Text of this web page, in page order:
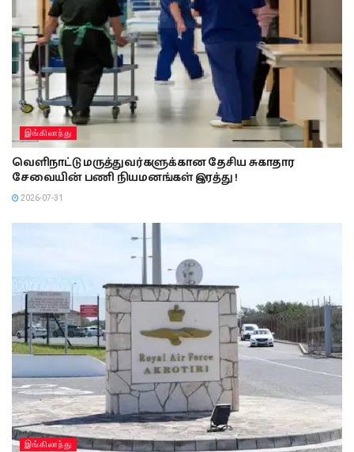
இங்கிலாந்து
வெளிநாட்டு மருத்துவர்களுக்கான தேசிய சுகாதார
சேவையின் பணி நியமனங்கள் இரத்து !
2026-07-31
இங்கிலாந்து